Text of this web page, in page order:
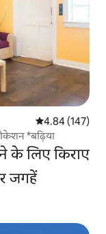
औसत रेटिंग 5 में से
4.84 (147)
*बढ़िया
के लिए किराए
जगहें